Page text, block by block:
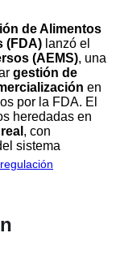
de Alimentos
(FDA) lanzó el
(AEMS), una
gestión de
en
por la FDA. El
heredadas en
, con
sistema